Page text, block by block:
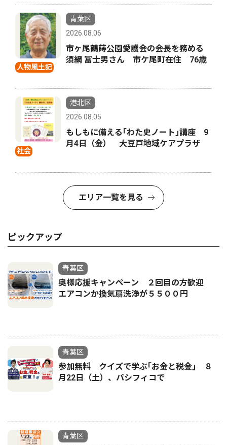
人物風土記
青葉区
2026.08.06
市ヶ尾鶴蒔公園愛護会の会長を務める
須網 冨士男さん 市ケ尾町在住 76歳
社会
港北区
2026.08.05
もしもに備える｢わた史ノート｣講座 9
月4日（金） 大豆戸地域ケアプラザ
エリア一覧を見る
ピックアップ
青葉区
奥様応援キャンペーン ２回目の方歓迎
エアコンか換気扇洗浄が５５００円
青葉区
参加無料 クイズで学ぶ｢お金と税金｣ ８
月22日（土）、パシフィコで
青葉区